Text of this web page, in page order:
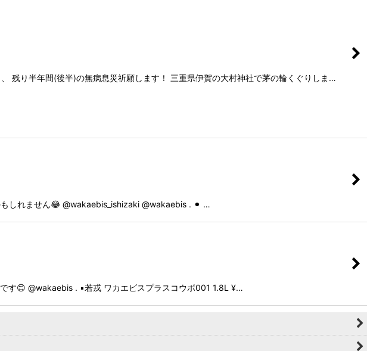
残り半年間(後半)の無病息災祈願します！ 三重県伊賀の大村神社で茅の輪くぐりしま…
もしれません😂 @wakaebis_ishizaki @wakaebis . ⚫︎ …
す😊 @wakaebis . ▪️若戎 ワカエビスプラスコウボ001 1.8L ¥…